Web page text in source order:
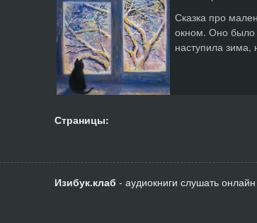
Сказка про
окном. Оно было
наступила зима,
Страницы:
Изибук.клаб - аудиокниги слушать